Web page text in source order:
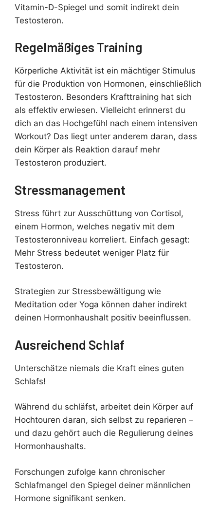
Vitamin-D-Spiegel und somit indirekt dein
Testosteron.
Regelmäßiges Training
Körperliche Aktivität ist ein mächtiger Stimulus
für die Produktion von Hormonen, einschließlich
Testosteron. Besonders Krafttraining hat sich
als effektiv erwiesen. Vielleicht erinnerst du
dich an das Hochgefühl nach einem intensiven
Workout? Das liegt unter anderem daran, dass
dein Körper als Reaktion darauf mehr
Testosteron produziert.
Stressmanagement
Stress führt zur Ausschüttung von Cortisol,
einem Hormon, welches negativ mit dem
Testosteronniveau korreliert. Einfach gesagt:
Mehr Stress bedeutet weniger Platz für
Testosteron.
Strategien zur Stressbewältigung wie
Meditation oder Yoga können daher indirekt
deinen Hormonhaushalt positiv beeinflussen.
Ausreichend Schlaf
Unterschätze niemals die Kraft eines guten
Schlafs!
Während du schläfst, arbeitet dein Körper auf
Hochtouren daran, sich selbst zu reparieren –
und dazu gehört auch die Regulierung deines
Hormonhaushalts.
Forschungen zufolge kann chronischer
Schlafmangel den Spiegel deiner männlichen
Hormone signifikant senken.